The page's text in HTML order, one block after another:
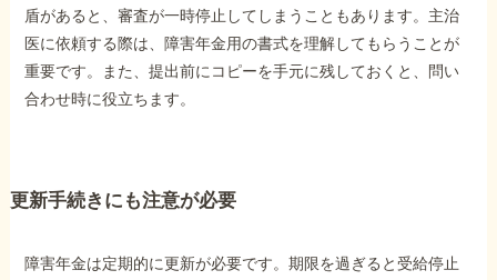
盾があると、審査が一時停止してしまうこともあります。主治
医に依頼する際は、障害年金用の書式を理解してもらうことが
重要です。また、提出前にコピーを手元に残しておくと、問い
合わせ時に役立ちます。
更新手続きにも注意が必要
障害年金は定期的に更新が必要です。期限を過ぎると受給停止